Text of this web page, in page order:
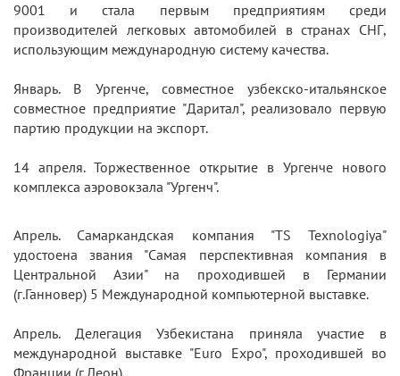
9001 и стала первым предприятиям среди
производителей легковых автомобилей в странах СНГ,
использующим международную систему качества.
Январь. В Ургенче, совместное узбекско-итальянское
совместное предприятие "Даритал", реализовало первую
партию продукции на экспорт.
14 апреля. Торжественное открытие в Ургенче нового
комплекса аэровокзала "Ургенч".
Апрель. Самаркандская компания "TS Texnologiya"
удостоена звания "Самая перспективная компания в
Центральной Азии" на проходившей в Германии
(г.Ганновер) 5 Международной компьютерной выставке.
Апрель. Делегация Узбекистана приняла участие в
международной выставке "Euro Expo", проходившей во
Франции (г.Леон).